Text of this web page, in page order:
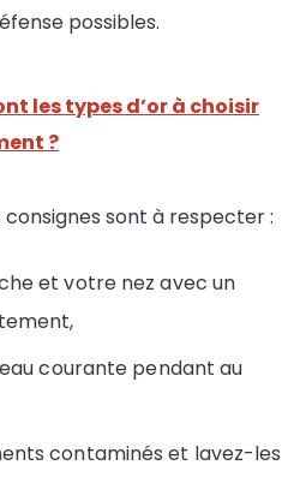
possibles.
les types d’or à choisir
?
consignes sont à respecter :
et votre nez avec un
courante pendant au
contaminés et lavez-les